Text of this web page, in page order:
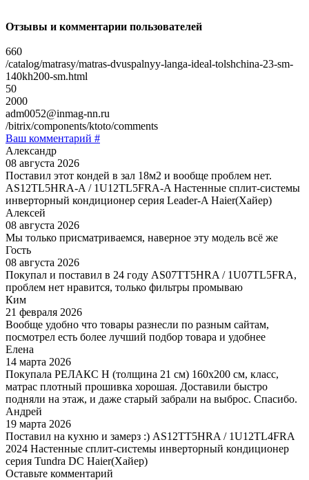
Отзывы и комментарии пользователей
660
/catalog/matrasy/matras-dvuspalnyy-langa-ideal-tolshchina-23-sm-
140kh200-sm.html
50
2000
adm0052@inmag-nn.ru
/bitrix/components/ktoto/comments
Ваш комментарий #
Александр
08 августа 2026
Поставил этот кондей в зал 18м2 и вообще проблем нет.
AS12TL5HRA-A / 1U12TL5FRA-A Настенные сплит-системы
инверторный кондиционер серия Leader-A Haier(Хайер)
Алексей
08 августа 2026
Мы только присматриваемся, наверное эту модель всё же
Гость
08 августа 2026
Покупал и поставил в 24 году AS07TT5HRA / 1U07TL5FRA,
проблем нет нравится, только фильтры промываю
Ким
21 февраля 2026
Вообще удобно что товары разнесли по разным сайтам,
посмотрел есть более лучший подбор товара и удобнее
Елена
14 марта 2026
Покупала РЕЛАКС Н (толщина 21 см) 160х200 см, класс,
матрас плотный прошивка хорошая. Доставили быстро
подняли на этаж, и даже старый забрали на выброс. Спасибо.
Андрей
19 марта 2026
Поставил на кухню и замерз :) AS12TT5HRA / 1U12TL4FRA
2024 Настенные сплит-системы инверторный кондиционер
серия Tundra DC Haier(Хайер)
Оставьте комментарий